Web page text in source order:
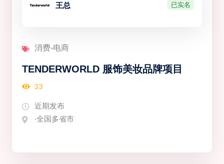
王总 已实名
消费-电商
TENDERWORLD 服饰美妆品牌项目
33
近期发布
·全国多省市